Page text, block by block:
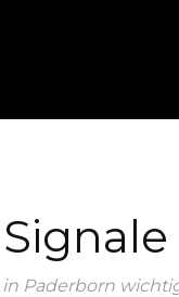
Paderborn